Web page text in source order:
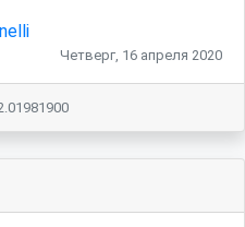
Четверг, 16 апреля 2020